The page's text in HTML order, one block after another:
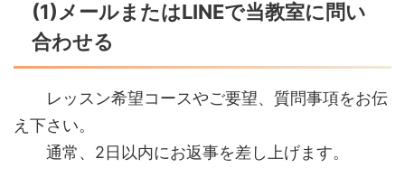
(1)メールまたはLINEで当教室に問い
合わせる
レッスン希望コースやご要望、質問事項をお伝
え下さい。
通常、2日以内にお返事を差し上げます。